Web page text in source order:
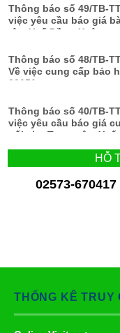
Thông báo số 49/TB-
việc yêu cầu báo giá
tâm Y tế Đồng Xuân
Thông báo số 48/TB-
Về việc cung cấp bảo
00151
Thông báo số 40/TB-
việc yêu cầu báo giá
gối cho Trung tâm Y tế
HỖ
02573-670417
THỐNG KÊ TRUY